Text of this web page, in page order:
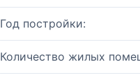
Год постройки:
Количество жилых